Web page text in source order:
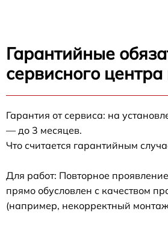
Гарантийные
сервисного
Гарантия от сервиса: на
— до 3 месяцев.
Что считается гарантийным
Для работ: Повторное
прямо обусловлен с качеством
(например, некорректный